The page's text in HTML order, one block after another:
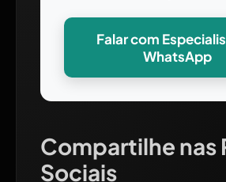
Falar com
WhatsApp
Compartilhe nas
Sociais